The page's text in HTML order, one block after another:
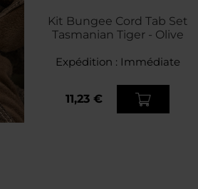
Kit Bungee Cord Tab Set
Tasmanian Tiger - Olive
Expédition : Immédiate
11,23 €